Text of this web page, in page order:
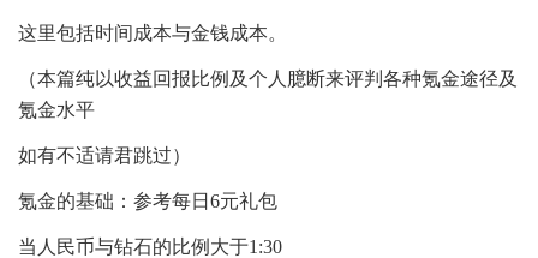
这里包括时间成本与金钱成本。
（本篇纯以收益回报比例及个人臆断来评判各种氪金途径及
氪金水平
如有不适请君跳过）
氪金的基础：参考每日6元礼包
当人民币与钻石的比例大于1:30